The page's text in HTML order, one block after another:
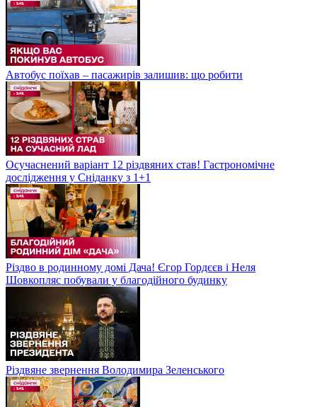
Автобус поїхав – пасажирів залишив: що робити
Осучаснений варіант 12 різдвяних став! Гастрономічне
дослідження у Сніданку з 1+1
Різдво в родинному домі Дача! Єгор Гордєєв і Неля
Шовкопляс побували у благодійного будинку
Різдвяне звернення Володимира Зеленського